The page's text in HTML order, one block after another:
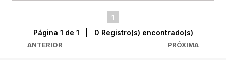
1
ANTERIOR
Página 1 de 1 | 0 Registro(s) encontrado(s)
PRÓXIMA